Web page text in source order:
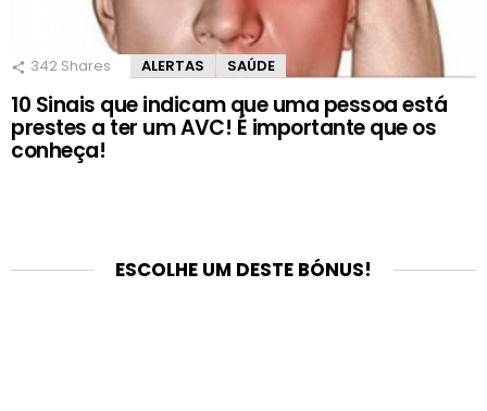
342 Shares ALERTAS SAÚDE
10 Sinais que indicam que uma pessoa está
prestes a ter um AVC! É importante que os
conheça!
ESCOLHE UM DESTE BÓNUS!